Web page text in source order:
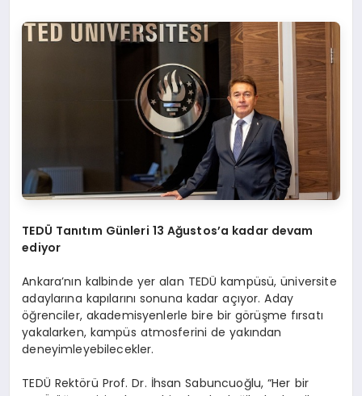
TEDÜ Tanıtım Günleri 13 Ağustos’a kadar devam
ediyor
Ankara’nın kalbinde yer alan TEDÜ kampüsü, üniversite
adaylarına kapılarını sonuna kadar açıyor. Aday
öğrenciler, akademisyenlerle bire bir görüşme fırsatı
yakalarken, kampüs atmosferini de yakından
deneyimleyebilecekler.
TEDÜ Rektörü Prof. Dr. İhsan Sabuncuoğlu, “Her bir